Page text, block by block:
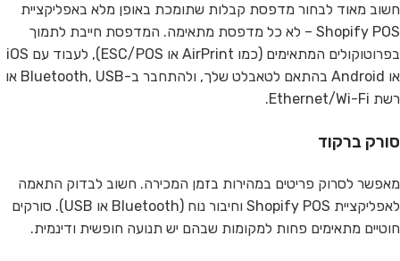
חשוב מאוד לבחור מדפסת קבלות שתומכת באופן מלא באפליקציית
Shopify POS – לא כל מדפסת מתאימה. המדפסת חייבת לתמוך
בפרוטוקולים המתאימים (כמו AirPrint או ESC/POS), לעבוד עם iOS
או Android בהתאם לטאבלט שלך, ולהתחבר ב-Bluetooth, USB או
רשת Ethernet/Wi-Fi.
סורק ברקוד
מאפשר לסרוק פריטים במהירות בזמן המכירה. חשוב לבדוק התאמה
לאפליקציית Shopify POS וחיבור נוח (Bluetooth או USB). סורקים
חוטיים מתאימים פחות למקומות שבהם יש תנועה חופשית ודינמית.